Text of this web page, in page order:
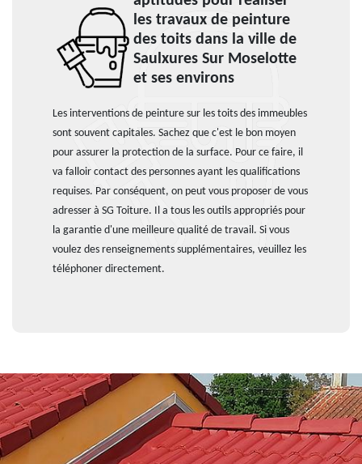
les travaux de peinture
des toits dans la ville de
Saulxures Sur Moselotte
et ses environs
Les interventions de peinture sur les toits des immeubles
sont souvent capitales. Sachez que c'est le bon moyen
pour assurer la protection de la surface. Pour ce faire, il
va falloir contact des personnes ayant les qualifications
requises. Par conséquent, on peut vous proposer de vous
adresser à SG Toiture. Il a tous les outils appropriés pour
la garantie d'une meilleure qualité de travail. Si vous
voulez des renseignements supplémentaires, veuillez les
téléphoner directement.